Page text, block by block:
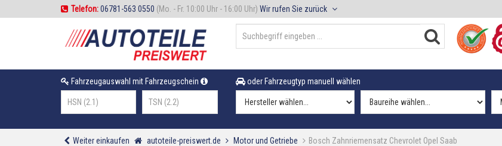
Telefon:06781-563 0550 (Mo. - Fr. 10:00 Uhr - 16:00 Uhr) Wir rufen Sie zurück
Fahrzeugauswahl mit Fahrzeugschein oder Fahrzeugtyp manuell wählen
Weiter einkaufen autoteile-preiswert.de Motor und Getriebe Bosch Zahnriemensatz Chevrolet Opel Saab